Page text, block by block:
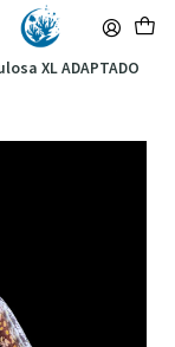
extresso: 14,90€)
XL ADAPTADO